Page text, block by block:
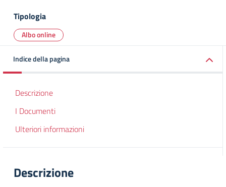
Tipologia
Albo online
Indice della pagina
Descrizione
I Documenti
Ulteriori informazioni
Descrizione